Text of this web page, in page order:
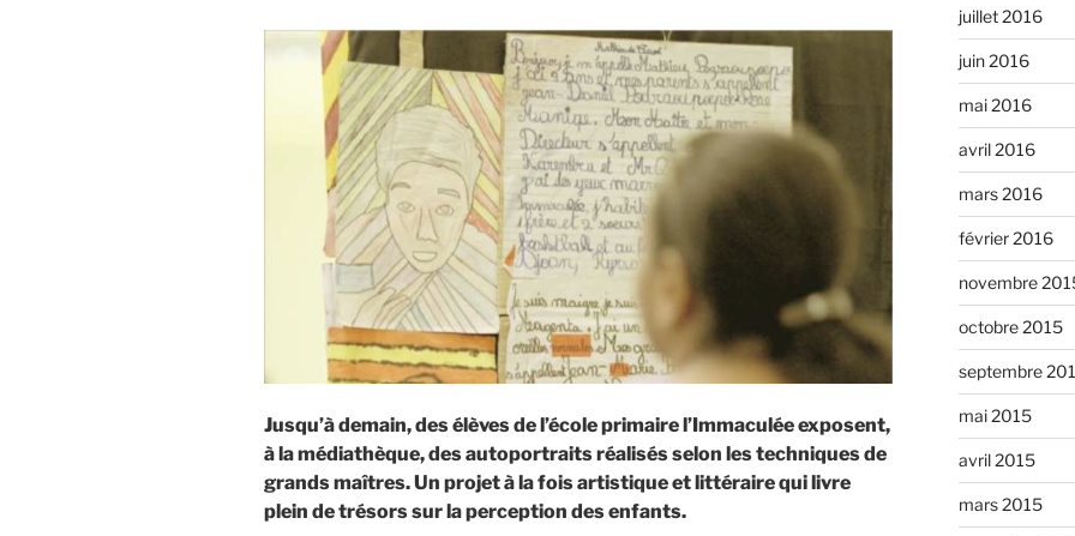
Jusqu’à demain, des élèves de l’école primaire l’Immaculée exposent,
à la médiathèque, des autoportraits réalisés selon les techniques de
grands maîtres. Un projet à la fois artistique et littéraire qui livre
plein de trésors sur la perception des enfants.
juillet 2016
juin 2016
mai 2016
avril 2016
mars 2016
février 2016
novembre
octobre 2015
septembre
mai 2015
avril 2015
mars 2015